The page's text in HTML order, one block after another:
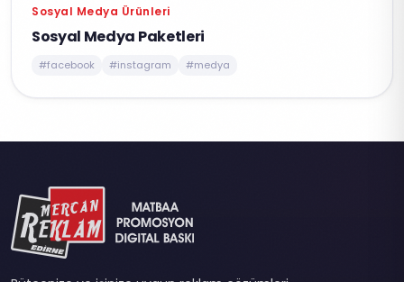
Sosyal Medya Ürünleri
Sosyal Medya Paketleri
#facebook #instagram #medya